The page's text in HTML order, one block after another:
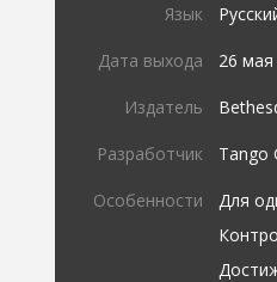
Язык
Дата выхода 26 мая
Издатель
Разработчик Tango
Особенности
Для